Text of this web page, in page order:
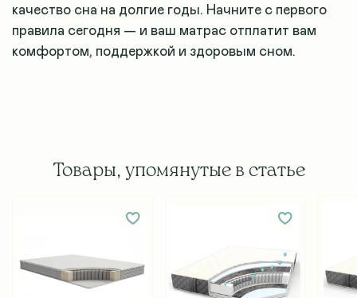
качество сна на долгие годы. Начните с первого
правила сегодня — и ваш матрас отплатит вам
комфортом, поддержкой и здоровым сном.
Товары, упомянутые в статье